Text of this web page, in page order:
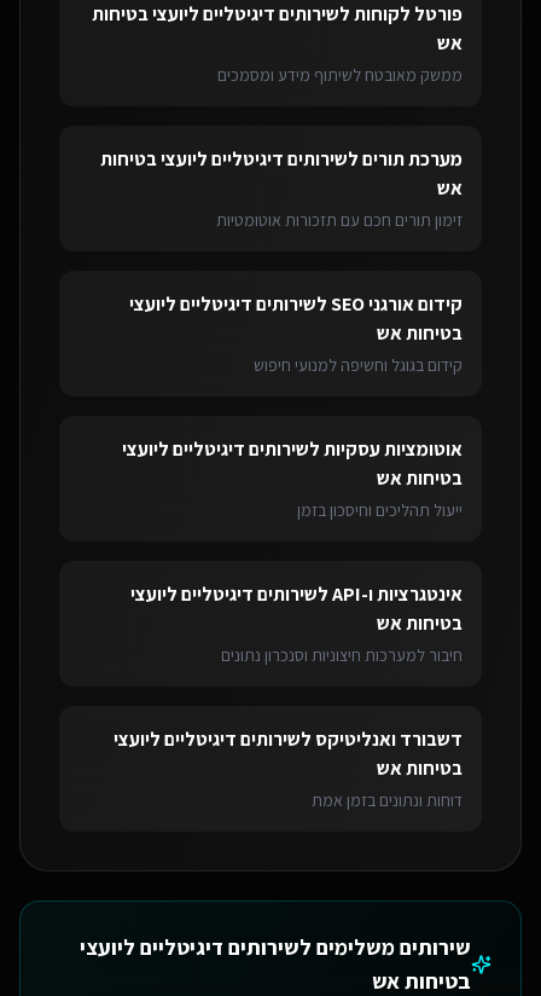
פורטל לקוחותלשירותים דיגיטליים ליועצי בטיחות
אש
ממשק מאובטח לשיתוף מידע ומסמכים
מערכת תוריםלשירותים דיגיטליים ליועצי בטיחות
אש
זימון תורים חכם עם תזכורות אוטומטיות
קידום אורגני SEO לשירותים דיגיטליים ליועצי
בטיחות אש
קידום בגוגל וחשיפה למנועי חיפוש
אוטומציות עסקיותלשירותים דיגיטליים ליועצי
בטיחות אש
ייעול תהליכים וחיסכון בזמן
אינטגרציות ו-API לשירותים דיגיטליים ליועצי
בטיחות אש
חיבור למערכות חיצוניות וסנכרון נתונים
דשבורד ואנליטיקס לשירותים דיגיטליים ליועצי
בטיחות אש
דוחות ונתונים בזמן אמת
שירותים משלימים לשירותים דיגיטליים ליועצי
בטיחות אש